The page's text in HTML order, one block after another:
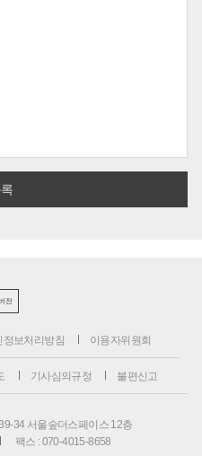
전
정보처리방침 이용자위원회
기사심의규정 불편신고
34 서울숲더스페이스 12층
팩스 : 070-4015-8658